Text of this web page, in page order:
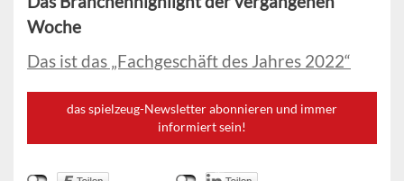
Woche
Das ist das „Fachgeschäft des Jahres 2022“
das spielzeug-Newsletter abonnieren und immer
informiert sein!